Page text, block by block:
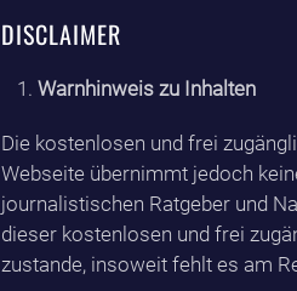
DISCLAIMER
Warnhinweis zu Inhalten
Die kostenlosen und frei
Webseite übernimmt jedoch
journalistischen Ratgeber und
dieser kostenlosen und frei
zustande, insoweit fehlt es am